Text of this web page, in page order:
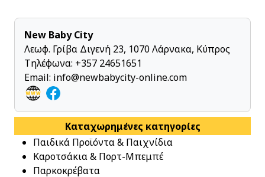
New Baby City
Λεωφ. Γρίβα Διγενή 23, 1070 Λάρνακα, Κύπρος
Τηλέφωνα: +357 24651651
Email: info@newbabycity-online.com
Καταχωρημένες κατηγορίες
Παιδικά Προϊόντα & Παιχνίδια
Καροτσάκια & Πορτ-Μπεμπέ
Παρκοκρέβατα